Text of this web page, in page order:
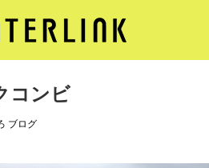
いろ ブログ メカニックコンビ
コンビ
ブログ